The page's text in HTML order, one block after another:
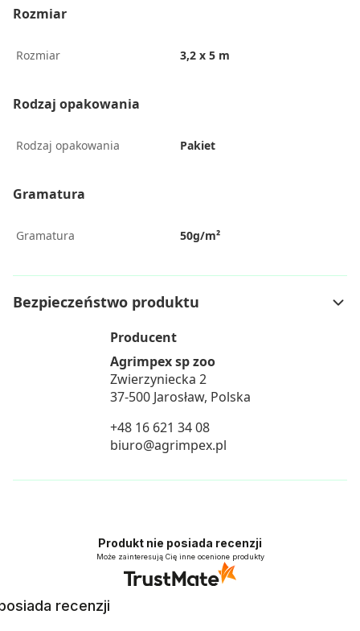
Rozmiar
Rozmiar 3,2 x 5 m
Rodzaj opakowania
Rodzaj opakowania Pakiet
Gramatura
Gramatura 50g/m²
Bezpieczeństwo produktu
Producent
Agrimpex sp zoo
Zwierzyniecka 2
37-500 Jarosław, Polska
+48 16 621 34 08
biuro@agrimpex.pl
Produkt nie posiada recenzji
Może zainteresują Cię inne ocenione produkty
recenzji